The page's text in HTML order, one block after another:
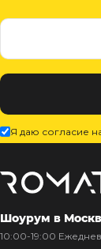
Я даю согласие
Шоурум в
10:00-19:00